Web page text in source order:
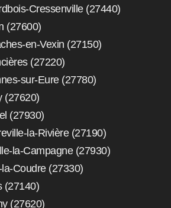
Cressenville (27440)
(27600)
en-Vexin (27150)
(27220)
sur-Eure (27780)
(27620)
(27930)
la-Rivière (27190)
la-Campagne (27930)
Coudre (27330)
(27140)
(27620)